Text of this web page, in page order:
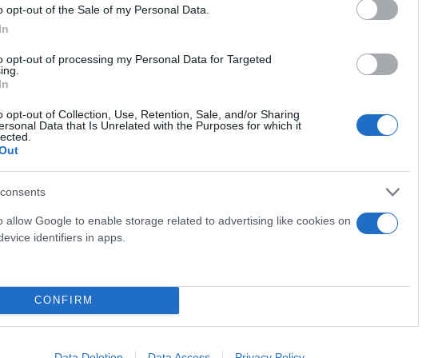
opt-out of the Sale of my Personal Data.
opt-out of processing my Personal Data for Targeted
opt-out of Collection, Use, Retention, Sale, and/or Sharing
Data that Is Unrelated with the Purposes for which it
allow Google to enable storage related to advertising like cookies on
identifiers in apps.
CONFIRM
του φαγητού, με εκνευρισμό και εντάσεις εξαιτίας και
μια μόνον ελπίδα: να μην μας αφήσουν μόνους. Δώσαμε
συμβαίνουν τις ημέρες αυτές απαιτούν μια πιο
ο δήμαρχος της Λαμπεντούζα Φιλίπο Μανίνο.
λιγότερα από 400 άτομα, είχε κατακλυσθεί. Ανδρες,
στο ύπαιθρο, σε αυτοσχέδια κρεβάτια σκεπασμένοι με